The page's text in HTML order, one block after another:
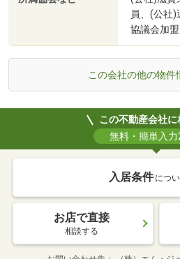
員、(公社)
協議会加盟
この会社の他の物件
この不動産会社に
無料・簡単入力
入居条件 につ
お店で直接
相談する